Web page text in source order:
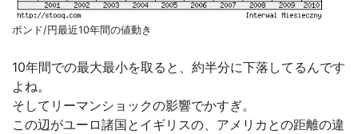
ポンド/円最近10年間の値動き
10年間での最大最小を取ると、約半分に下落してるんです
よね。
そしてリーマンショックの影響でかすぎ。
この辺がユーロ諸国とイギリスの、アメリカとの距離の違